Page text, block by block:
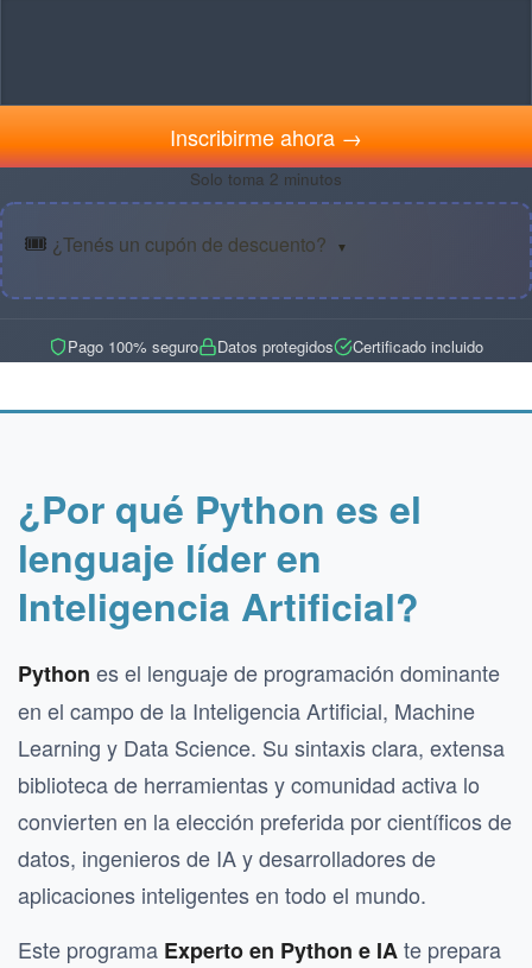
Inscribirme ahora →
Solo toma 2 minutos
🎟️ ¿Tenés un cupón de descuento? ▼
Pago 100% seguro Datos protegidos Certificado incluido
¿Por qué Python es el
lenguaje líder en
Inteligencia Artificial?
Python es el lenguaje de programación dominante
en el campo de la Inteligencia Artificial, Machine
Learning y Data Science. Su sintaxis clara, extensa
biblioteca de herramientas y comunidad activa lo
convierten en la elección preferida por científicos de
datos, ingenieros de IA y desarrolladores de
aplicaciones inteligentes en todo el mundo.
Este programa Experto en Python e IAte prepara